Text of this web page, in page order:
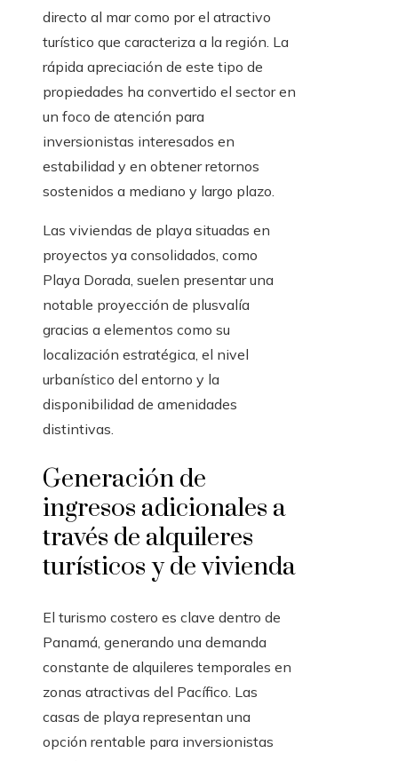
directo al mar como por el atractivo
turístico que caracteriza a la región. La
rápida apreciación de este tipo de
propiedades ha convertido el sector en
un foco de atención para
inversionistas interesados en
estabilidad y en obtener retornos
sostenidos a mediano y largo plazo.
Las viviendas de playa situadas en
proyectos ya consolidados, como
Playa Dorada, suelen presentar una
notable proyección de plusvalía
gracias a elementos como su
localización estratégica, el nivel
urbanístico del entorno y la
disponibilidad de amenidades
distintivas.
Generación de
ingresos adicionales a
través de alquileres
turísticos y de vivienda
El turismo costero es clave dentro de
Panamá, generando una demanda
constante de alquileres temporales en
zonas atractivas del Pacífico. Las
casas de playa representan una
opción rentable para inversionistas